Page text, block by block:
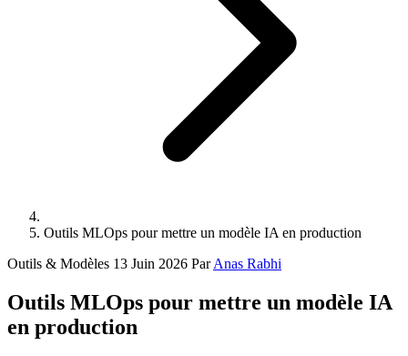
Outils MLOps pour mettre un modèle IA en production
Outils & Modèles 13 Juin 2026 ParAnas Rabhi
Outils MLOps pour mettre un modèle IA
en production